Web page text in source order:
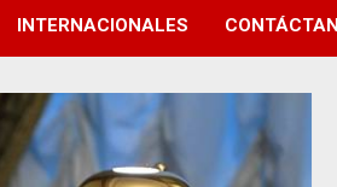
INTERNACIONALES